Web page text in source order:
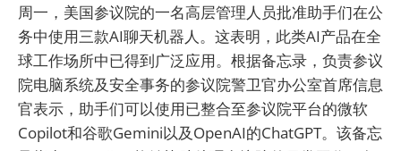
周一，美国参议院的一名高层管理人员批准助手们在公
务中使用三款AI聊天机器人。这表明，此类AI产品在全
球工作场所中已得到广泛应用。根据备忘录，负责参议
院电脑系统及安全事务的参议院警卫官办公室首席信息
官表示，助手们可以使用已整合至参议院平台的微软
Copilot和谷歌Gemini以及OpenAI的ChatGPT。该备忘